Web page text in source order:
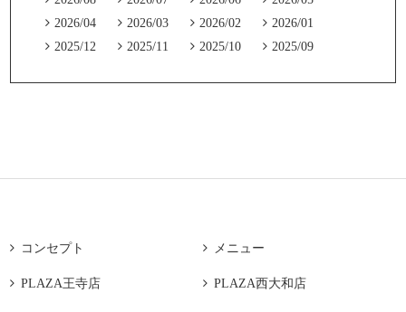
 2026/04  2026/03  2026/02  2026/01
 2025/12  2025/11  2025/10  2025/09
 コンセプト  メニュー
 PLAZA王寺店  PLAZA西大和店